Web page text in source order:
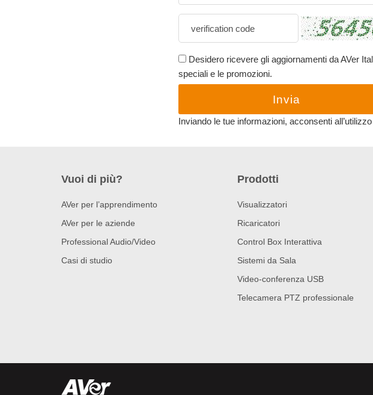
Desidero ricevere gli aggiornamenti da AVer
speciali e le promozioni.
Invia
Inviando le tue informazioni, acconsenti
Vuoi di più?
AVer per l’apprendimento
AVer per le aziende
Professional Audio/Video
Casi di studio
Prodotti
Visualizzatori
Ricaricatori
Control Box Interattiva
Sistemi da Sala
Video-conferenza USB
Telecamera PTZ professionale